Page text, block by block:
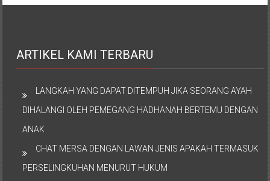
ARTIKEL KAMI TERBARU
LANGKAH YANG DAPAT DITEMPUH JIKA SEORANG AYAH
DIHALANGI OLEH PEMEGANG HADHANAH BERTEMU DENGAN
ANAK
CHAT MERSA DENGAN LAWAN JENIS APAKAH TERMASUK
PERSELINGKUHAN MENURUT HUKUM